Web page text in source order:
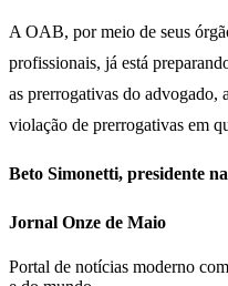
A OAB, por meio de seus
profissionais, já está
as prerrogativas do advogado,
violação de prerrogativas em
Beto Simonetti, presidente
Jornal Onze de Maio
Portal de notícias moderno